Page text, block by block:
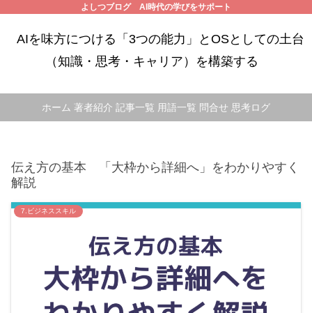
よしつブログ AI時代の学びをサポート
AIを味方につける「3つの能力」とOSとしての土台
（知識・思考・キャリア）を構築する
ホーム 著者紹介 記事一覧 用語一覧 問合せ 思考ログ
伝え方の基本 「大枠から詳細へ」をわかりやすく
解説
7.ビジネススキル